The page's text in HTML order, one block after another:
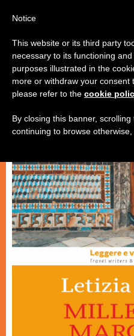
ARTE E CULTURA
Notice
This website or its third party
necessary to its functioning
purposes illustrated in the
more or withdraw your consent
please refer to the cookie
By closing this banner,
continuing to browse